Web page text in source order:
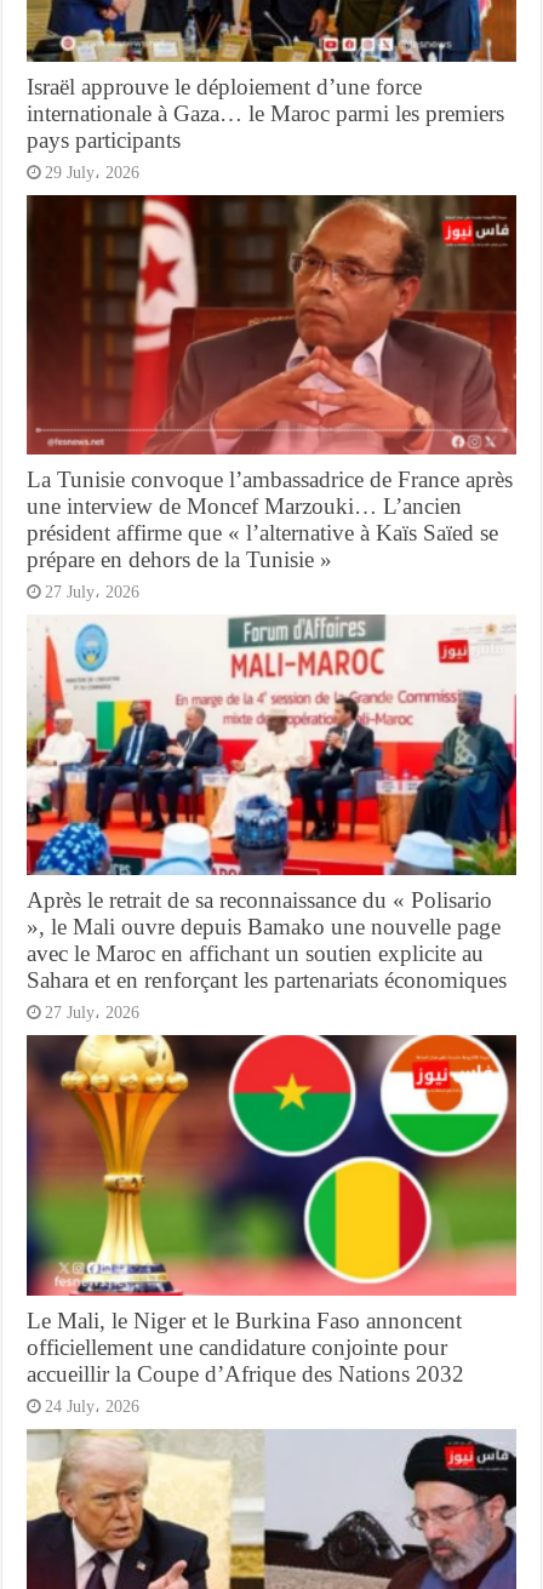
Israël approuve le déploiement d’une force
internationale à Gaza… le Maroc parmi les premiers
pays participants
29 July، 2026
La Tunisie convoque l’ambassadrice de France après
une interview de Moncef Marzouki… L’ancien
président affirme que « l’alternative à Kaïs Saïed se
prépare en dehors de la Tunisie »
27 July، 2026
Après le retrait de sa reconnaissance du « Polisario
», le Mali ouvre depuis Bamako une nouvelle page
avec le Maroc en affichant un soutien explicite au
Sahara et en renforçant les partenariats économiques
27 July، 2026
Le Mali, le Niger et le Burkina Faso annoncent
officiellement une candidature conjointe pour
accueillir la Coupe d’Afrique des Nations 2032
24 July، 2026